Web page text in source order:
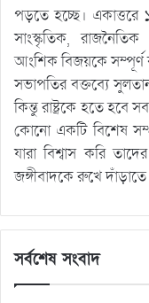
পড়তে হচ্ছে। একাত্তরে
সাংস্কৃতিক,
আংশিক বিজয়কে সম্পূর্ণ
সভাপতির বক্তব্যে
কিন্তু রাষ্ট্রকে হতে হবে
কোনো একটি বিশেষ
যারা বিশ্বাস করি
জঙ্গীবাদকে রুখে
সর্বশেষ সংবাদ